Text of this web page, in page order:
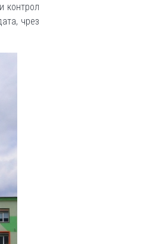
контрол
чрез